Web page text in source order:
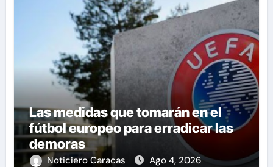
Las medidas que tomarán en el
fútbol europeo para erradicar las
demoras
Noticiero Caracas Ago 4, 2026